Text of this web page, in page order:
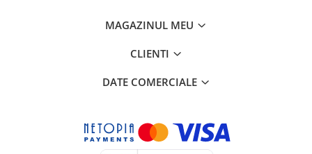
MAGAZINUL MEU
CLIENTI
DATE COMERCIALE